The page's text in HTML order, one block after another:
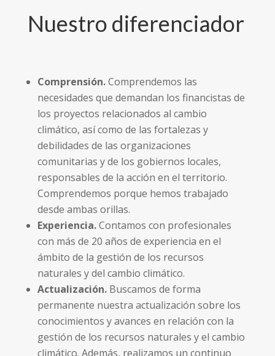
Nuestro diferenciador
Comprensión.Comprendemos las
necesidades que demandan los financistas de
los proyectos relacionados al cambio
climático, así como de las fortalezas y
debilidades de las organizaciones
comunitarias y de los gobiernos locales,
responsables de la acción en el territorio.
Comprendemos porque hemos trabajado
desde ambas orillas.
Experiencia.Contamos con profesionales
con más de 20 años de experiencia en el
ámbito de la gestión de los recursos
naturales y del cambio climático.
Actualización.Buscamos de forma
permanente nuestra actualización sobre los
conocimientos y avances en relación con la
gestión de los recursos naturales y el cambio
climático. Además, realizamos un continuo